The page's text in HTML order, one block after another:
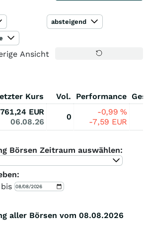
absteigend
Ansicht
Kurs Vol. Performance
761,24 EUR
06.08.26
0
-0,99%
-7,59 EUR
Börsen Zeitraum auswählen:
bis
aller Börsen vom 08.08.2026